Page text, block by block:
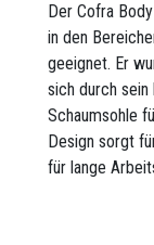
Der Cofra
in den
geeignet. Er
sich durch
Schaumsohle
Design sorgt
für lange